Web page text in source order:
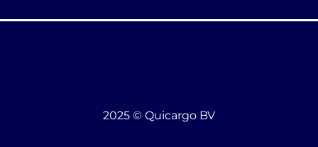
2025 © Quicargo BV